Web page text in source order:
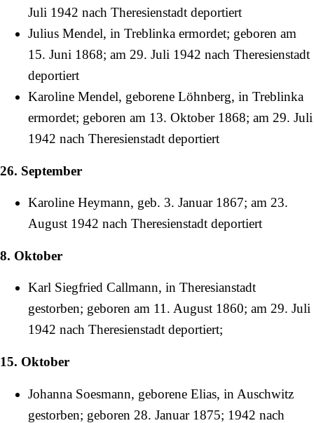
Juli 1942 nach Theresienstadt deportiert
Julius Mendel, in Treblinka ermordet; geboren am
15. Juni 1868; am 29. Juli 1942 nach Theresienstadt
deportiert
Karoline Mendel, geborene Löhnberg, in Treblinka
ermordet; geboren am 13. Oktober 1868; am 29. Juli
1942 nach Theresienstadt deportiert
26. September
Karoline Heymann, geb. 3. Januar 1867; am 23.
August 1942 nach Theresienstadt deportiert
8. Oktober
Karl Siegfried Callmann, in Theresianstadt
gestorben; geboren am 11. August 1860; am 29. Juli
1942 nach Theresienstadt deportiert;
15. Oktober
Johanna Soesmann, geborene Elias, in Auschwitz
gestorben; geboren 28. Januar 1875; 1942 nach